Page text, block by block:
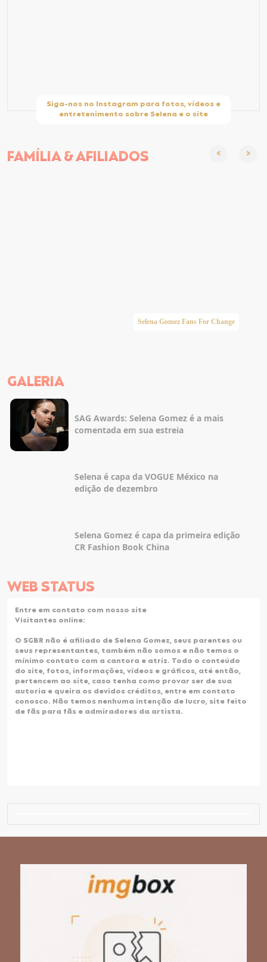
Siga-nos no Instagram para fotos, vídeos e
entretenimento sobre Selena e o site
FAMÍLIA &AFILIADOS
Selena Gomez Fans For Change
GALERIA
SAG Awards: Selena Gomez é a mais
comentada em sua estreia
Selena é capa da VOGUE México na
edição de dezembro
Selena Gomez é capa da primeira edição
CR Fashion Book China
WEBSTATUS
Entre em contato com nosso site
Visitantes online:
O SGBR não é afiliado de Selena Gomez, seus parentes ou
seus representantes, também não somos e não temos o
mínimo contato com a cantora e atriz. Todo o conteúdo
do site, fotos, informações, vídeos e gráficos, até então,
pertencem ao site, caso tenha como provar ser de sua
autoria e queira os devidos créditos, entre em contato
conosco. Não temos nenhuma intenção de lucro, site feito
de fãs para fãs e admiradores da artista.